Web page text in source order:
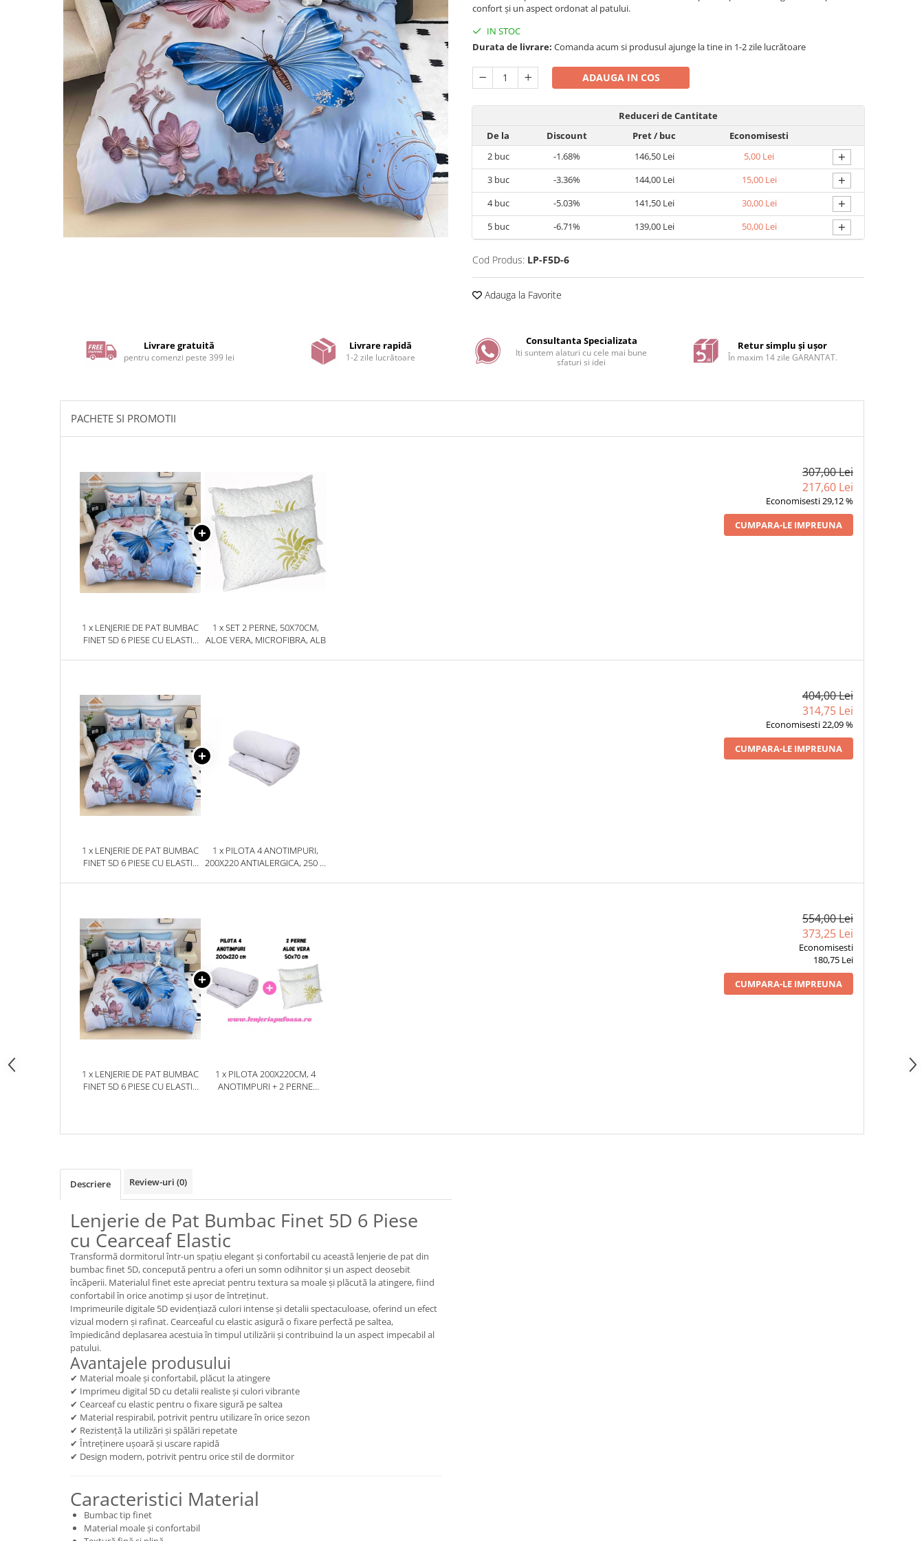
confort și un aspect ordonat al patului.
IN STOC
Durata de livrare: Comanda acum si produsul ajunge la tine in 1-2 zile lucrătoare
ADAUGA IN COS
Reduceri de Cantitate
De la
Discount Pret/ buc
Economisesti
2buc -1.68% 146,50 Lei 5,00 Lei +
3buc -3.36% 144,00 Lei 15,00 Lei +
4buc -5.03% 141,50 Lei 30,00 Lei +
5buc -6.71% 139,00 Lei 50,00 Lei +
Cod Produs: LP-F5D-6
Adauga la Favorite
Livrare gratuită
pentru comenzi peste 399 lei
Livrare rapidă
1-2 zile lucrătoare
Consultanta Specializata
Iti suntem alaturi cu cele mai bune
sfaturi si idei
Retur simplu și ușor
În maxim 14 zile GARANTAT.
PACHETE SI PROMOTII
1 x LENJERIE DE PAT BUMBAC
FINET 5D 6 PIESE CU ELASTIC
1 x SET 2 PERNE, 50X70CM,
ALOE VERA, MICROFIBRA, ALB
307,00 Lei
217,60 Lei
Economisesti 29,12 %
CUMPARA-LE IMPREUNA
1 x LENJERIE DE PAT BUMBAC
FINET 5D 6 PIESE CU ELASTIC
1 x PILOTA 4 ANOTIMPURI,
200X220 ANTIALERGICA, 250 G
404,00 Lei
314,75 Lei
Economisesti 22,09 %
CUMPARA-LE IMPREUNA
1 x LENJERIE DE PAT BUMBAC
FINET 5D 6 PIESE CU ELASTIC
1 x PILOTA 200X220CM, 4
ANOTIMPURI + 2 PERNE
554,00 Lei
373,25 Lei
Economisesti
180,75 Lei
CUMPARA-LE IMPREUNA
Descriere Review-uri (0)
Lenjerie de Pat Bumbac Finet 5D 6 Piese
cu Cearceaf Elastic
Transformă dormitorul într-un spațiu elegant și confortabil cu această lenjerie de pat din
bumbac finet 5D, concepută pentru a oferi un somn odihnitor și un aspect deosebit
încăperii. Materialul finet este apreciat pentru textura sa moale și plăcută la atingere, fiind
confortabil în orice anotimp și ușor de întreținut.
Imprimeurile digitale 5D evidențiază culori intense și detalii spectaculoase, oferind un efect
vizual modern și rafinat. Cearceaful cu elastic asigură o fixare perfectă pe saltea,
împiedicând deplasarea acestuia în timpul utilizării și contribuind la un aspect impecabil al
patului.
Avantajele produsului
✔ Material moale și confortabil, plăcut la atingere
✔ Imprimeu digital 5D cu detalii realiste și culori vibrante
✔ Cearceaf cu elastic pentru o fixare sigură pe saltea
✔ Material respirabil, potrivit pentru utilizare în orice sezon
✔ Rezistență la utilizări și spălări repetate
✔ Întreținere ușoară și uscare rapidă
✔ Design modern, potrivit pentru orice stil de dormitor
Caracteristici Material
Bumbac tip finet
Material moale și confortabil